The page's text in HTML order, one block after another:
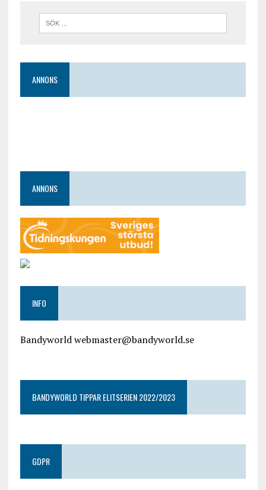
ANNONS
ANNONS
INFO
Bandyworld webmaster@bandyworld.se
BANDYWORLD TIPPAR ELITSERIEN 2022/2023
GDPR